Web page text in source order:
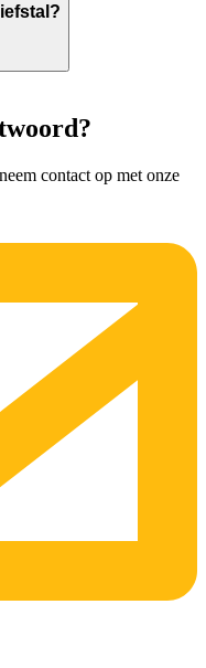
contact op met onze